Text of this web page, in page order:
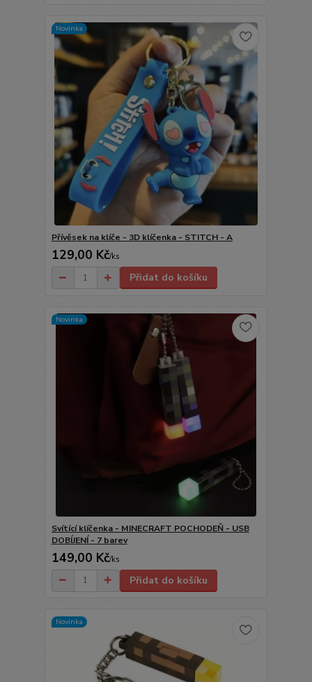
Novinka
Přívěsek na klíče - 3D klíčenka - STITCH - A
129,00 Kč/ks
Přidat do košíku
Novinka
Svítící klíčenka - MINECRAFT POCHODEŇ - USB
DOBÍJENÍ - 7 barev
149,00 Kč/ks
Přidat do košíku
Novinka